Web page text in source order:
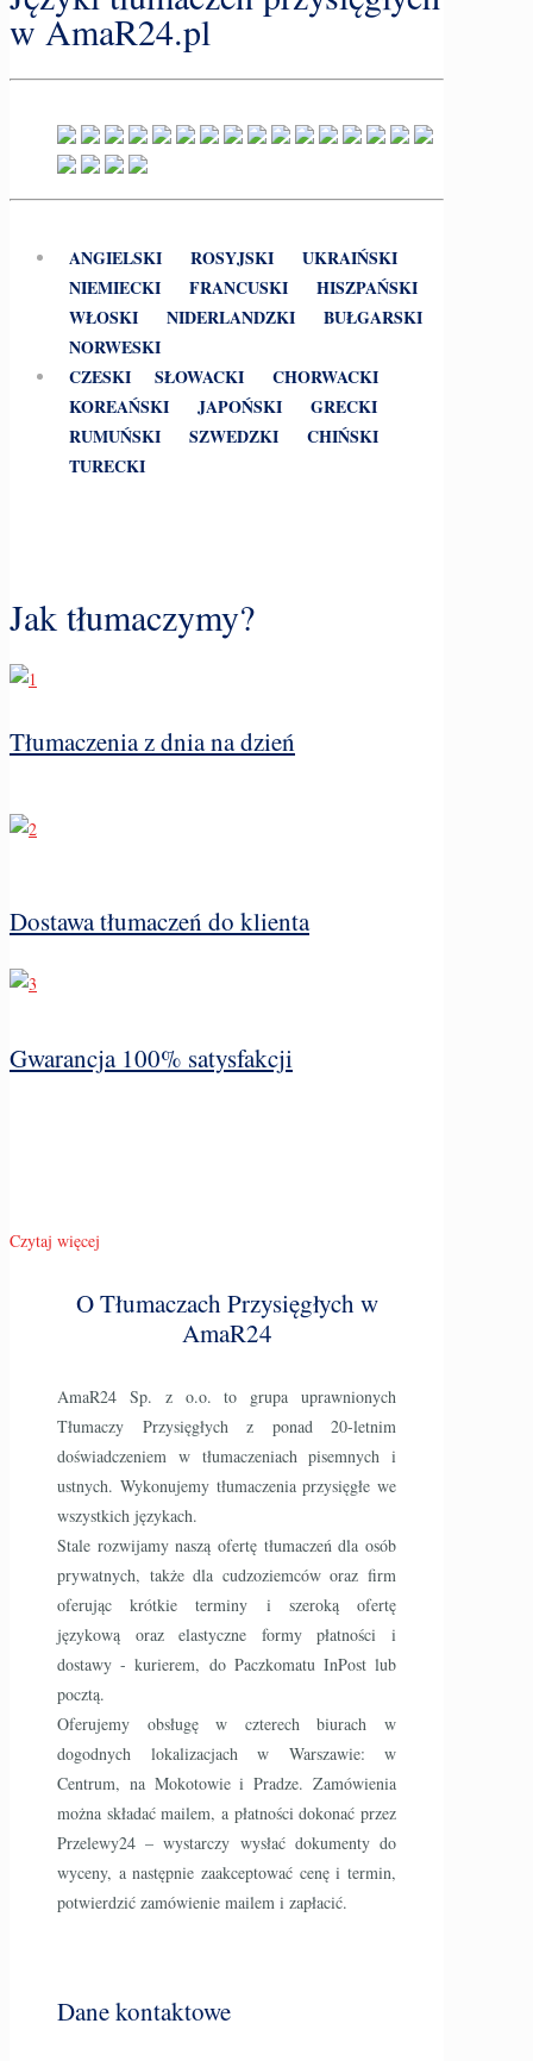
w AmaR24.pl
ANGIELSKI ROSYJSKI
UKRAIŃSKI
NIEMIECKI
FRANCUSKI
HISZPAŃSKI
WŁOSKI
NIDERLANDZKI
BUŁGARSKI
NORWESKI
CZESKI
SŁOWACKI
CHORWACKI
KOREAŃSKI
JAPOŃSKI
GRECKI
RUMUŃSKI
SZWEDZKI
CHIŃSKI
TURECKI
Jak tłumaczymy?
Tłumaczenia z dnia na dzień
Dostawa tłumaczeń do klienta
Gwarancja 100% satysfakcji
Czytaj więcej
O Tłumaczach Przysięgłych w
AmaR24
AmaR24 Sp. z o.o. to grupa uprawnionych
Tłumaczy Przysięgłych z ponad 20-letnim
doświadczeniem w tłumaczeniach pisemnych i
ustnych. Wykonujemy tłumaczenia przysięgłe we
wszystkich językach.
Stale rozwijamy naszą ofertę tłumaczeń dla osób
prywatnych, także dla cudzoziemców oraz firm
oferując krótkie terminy i szeroką ofertę
językową oraz elastyczne formy płatności i
dostawy - kurierem, do Paczkomatu InPost lub
pocztą.
Oferujemy obsługę w czterech biurach w
dogodnych lokalizacjach w Warszawie: w
Centrum, na Mokotowie i Pradze. Zamówienia
można składać mailem, a płatności dokonać przez
Przelewy24 – wystarczy wysłać dokumenty do
wyceny, a następnie zaakceptować cenę i termin,
potwierdzić zamówienie mailem i zapłacić.
Dane kontaktowe